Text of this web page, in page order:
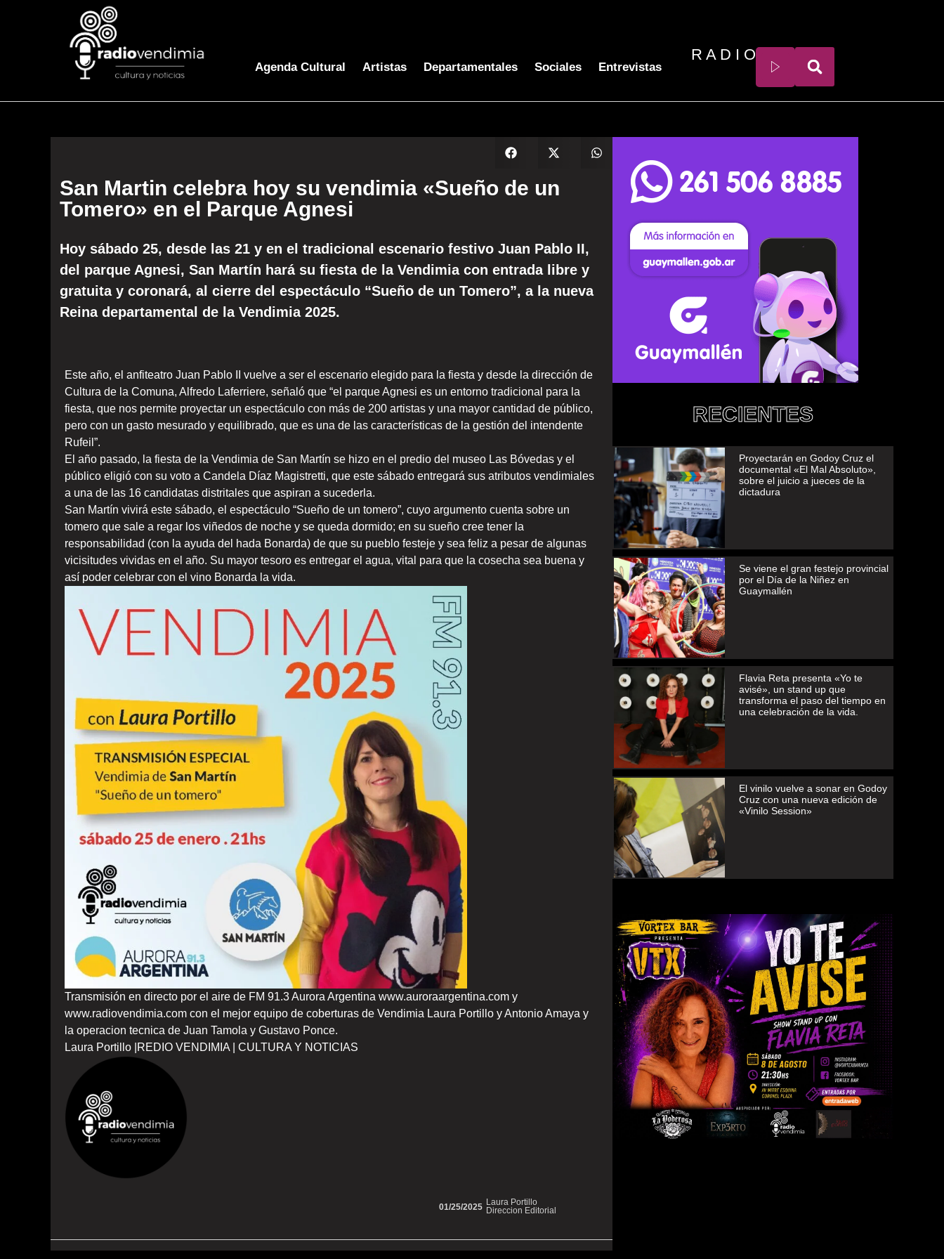
Agenda Cultural Artistas Departamentales Sociales Entrevistas
R A D I O
San Martin celebra hoy su vendimia «Sueño de un
Tomero» en el Parque Agnesi
Hoy sábado 25, desde las 21 y en el tradicional escenario festivo Juan Pablo II,
del parque Agnesi, San Martín hará su fiesta de la Vendimia con entrada libre y
gratuita y coronará, al cierre del espectáculo “Sueño de un Tomero”, a la nueva
Reina departamental de la Vendimia 2025.
Este año, el anfiteatro Juan Pablo II vuelve a ser el escenario elegido para la fiesta y desde la dirección de
Cultura de la Comuna, Alfredo Laferriere, señaló que “el parque Agnesi es un entorno tradicional para la
fiesta, que nos permite proyectar un espectáculo con más de 200 artistas y una mayor cantidad de público,
pero con un gasto mesurado y equilibrado, que es una de las características de la gestión del intendente
Rufeil”.
El año pasado, la fiesta de la Vendimia de San Martín se hizo en el predio del museo Las Bóvedas y el
público eligió con su voto a Candela Díaz Magistretti, que este sábado entregará sus atributos vendimiales
a una de las 16 candidatas distritales que aspiran a sucederla.
San Martín vivirá este sábado, el espectáculo “Sueño de un tomero”, cuyo argumento cuenta sobre un
tomero que sale a regar los viñedos de noche y se queda dormido; en su sueño cree tener la
responsabilidad (con la ayuda del hada Bonarda) de que su pueblo festeje y sea feliz a pesar de algunas
vicisitudes vividas en el año. Su mayor tesoro es entregar el agua, vital para que la cosecha sea buena y
así poder celebrar con el vino Bonarda la vida.
Transmisión en directo por el aire de FM 91.3 Aurora Argentina www.auroraargentina.com y
www.radiovendimia.com con el mejor equipo de coberturas de Vendimia Laura Portillo y Antonio Amaya y
la operacion tecnica de Juan Tamola y Gustavo Ponce.
Laura Portillo |REDIO VENDIMIA | CULTURA Y NOTICIAS
Laura Portillo
Direccion Editorial
01/25/2025
RECIENTES
Proyectarán en Godoy Cruz el
documental «El Mal Absoluto»,
sobre el juicio a jueces de la
dictadura
Se viene el gran festejo provincial
por el Día de la Niñez en
Guaymallén
Flavia Reta presenta «Yo te
avisé», un stand up que
transforma el paso del tiempo en
una celebración de la vida.
El vinilo vuelve a sonar en Godoy
Cruz con una nueva edición de
«Vinilo Session»